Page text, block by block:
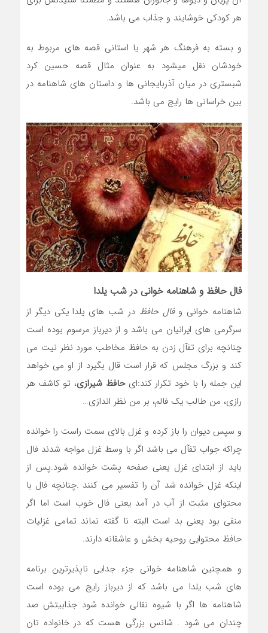
هر کودکی خوشایند و جذاب می باشد.
و بسته به فرهنگ هر شهر یا استانی قصه های مربوط به
خودشان نقل میشود به عنوان مثال قصه حسین کرد
شبستری در میان آذربایجانی ها و داستان های شاهنامه در
بین خراسانی ها رایج می باشد.
فال حافظ و شاهنامه خوانی در شب یلدا
شاهنامه خوانی وفال حافظ در شب های یلدا یکی دیگر از
سرگرمی های ایرانیان می باشد و از دیرباز مرسوم بوده است
چنانچه برای تفآل زدن به حافظ مخاطب مورد نظر نیت می
کند و بزرگ مجلس که قرار است قال بگیرد از او می خواهد
این جمله را با خود تکرار کند:ایحافظ شیرازی، تو کاشف هر
رازی، من طالب یک فالم، بر من نظر اندازی…
و سپس دیوان را باز کرده و غزل بالای سمت راست را خوانده
چراکه جواب تفآل می باشد اگر با وسط غزل مواجه شدند فال
باید از ابتدای غزل یعنی صفحه پشت خوانده شود.پس از
اینکه غزل خوانده شد آن را تفسیر می کنند .چنانچه فال با
محتوای مثبت از آب در آمد یعنی فال خوب است اما اگر
منفی بود یعنی بد است البته نا گفته نماند تمامی غزلیات
حافظ محتوایی روحیه بخش و عاشقانه دارند.
و همچنین شاهنامه خوانی جزء جدایی ناپذیرترین برنامه
های شب یلدا می باشد که از دیرباز رایج می بوده است
شاهنامه ها اگر با شیوه نقالی خوانده شود جذابیتش صد
چندان می شود . شانس بزرگی هست که در خانواده تان